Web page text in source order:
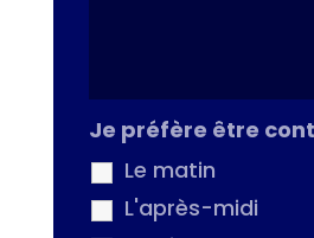
Je préfère être
Le matin
L'après-midi